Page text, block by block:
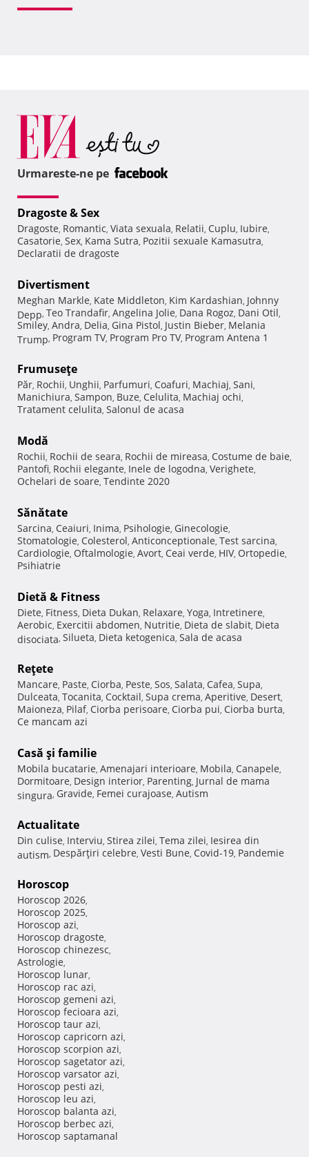
Urmareste-ne pe
Dragoste & Sex
Dragoste, Romantic, Viata sexuala, Relatii, Cuplu, Iubire,
Casatorie, Sex, Kama Sutra, Pozitii sexuale Kamasutra,
Declaratii de dragoste
Divertisment
Meghan Markle, Kate Middleton, Kim Kardashian, Johnny
Depp, Teo Trandafir, Angelina Jolie, Dana Rogoz, Dani Otil,
Smiley, Andra, Delia, Gina Pistol, Justin Bieber, Melania
Trump, Program TV, Program Pro TV, Program Antena 1
Frumuseţe
Păr, Rochii, Unghii, Parfumuri, Coafuri, Machiaj, Sani,
Manichiura, Sampon, Buze, Celulita, Machiaj ochi,
Tratament celulita, Salonul de acasa
Modă
Rochii, Rochii de seara, Rochii de mireasa, Costume de baie,
Pantofi, Rochii elegante, Inele de logodna, Verighete,
Ochelari de soare, Tendinte 2020
Sănătate
Sarcina, Ceaiuri, Inima, Psihologie, Ginecologie,
Stomatologie, Colesterol, Anticonceptionale, Test sarcina,
Cardiologie, Oftalmologie, Avort, Ceai verde, HIV, Ortopedie,
Psihiatrie
Dietă & Fitness
Diete, Fitness, Dieta Dukan, Relaxare, Yoga, Intretinere,
Aerobic, Exercitii abdomen, Nutritie, Dieta de slabit, Dieta
disociata, Silueta, Dieta ketogenica, Sala de acasa
Reţete
Mancare, Paste, Ciorba, Peste, Sos, Salata, Cafea, Supa,
Dulceata, Tocanita, Cocktail, Supa crema, Aperitive, Desert,
Maioneza, Pilaf, Ciorba perisoare, Ciorba pui, Ciorba burta,
Ce mancam azi
Casă şi familie
Mobila bucatarie, Amenajari interioare, Mobila, Canapele,
Dormitoare, Design interior, Parenting, Jurnal de mama
singura, Gravide, Femei curajoase, Autism
Actualitate
Din culise, Interviu, Stirea zilei, Tema zilei, Iesirea din
autism, Despărţiri celebre, Vesti Bune, Covid-19, Pandemie
Horoscop
Horoscop 2026,
Horoscop 2025,
Horoscop azi,
Horoscop dragoste,
Horoscop chinezesc,
Astrologie,
Horoscop lunar,
Horoscop rac azi,
Horoscop gemeni azi,
Horoscop fecioara azi,
Horoscop taur azi,
Horoscop capricorn azi,
Horoscop scorpion azi,
Horoscop sagetator azi,
Horoscop varsator azi,
Horoscop pesti azi,
Horoscop leu azi,
Horoscop balanta azi,
Horoscop berbec azi,
Horoscop saptamanal